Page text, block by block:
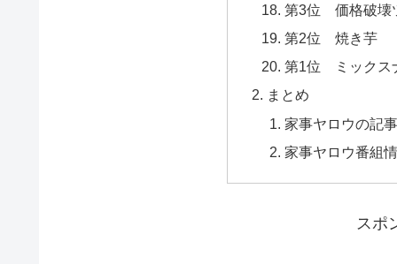
第3位 価格破壊
第2位 焼き芋
第1位 ミックス
まとめ
家事ヤロウの記事
家事ヤロウ番組
スポ